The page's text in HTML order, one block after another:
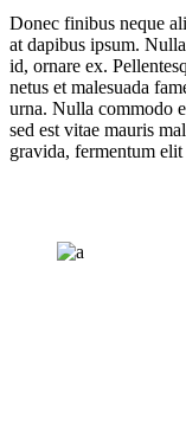
Donec finibus neque
at dapibus ipsum.
id, ornare ex.
netus et malesuada
urna. Nulla commodo
sed est vitae mauris
gravida, fermentum